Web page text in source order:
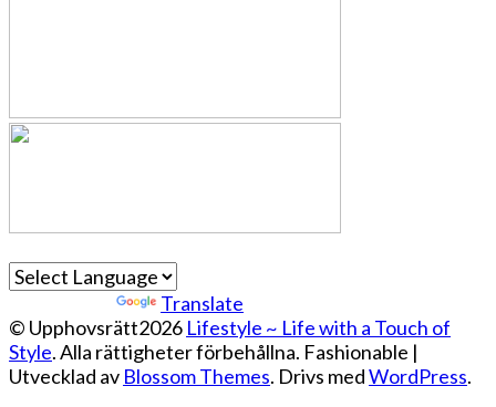
Translate
© Upphovsrätt2026 Lifestyle ~ Life with a Touch of
Style. Alla rättigheter förbehållna. Fashionable |
Utvecklad av Blossom Themes. Drivs medWordPress.